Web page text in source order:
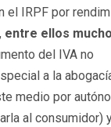
el IRPF por
entre ellos
del IVA no
a la
medio por
al